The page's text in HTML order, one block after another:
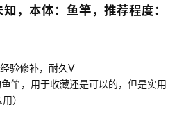
，本体：鱼竿，推荐程度：
验修补，耐久V
竿，用于收藏还是可以的，但是实用
）